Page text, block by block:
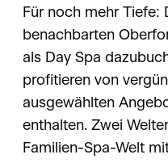
Für noch mehr Tiefe:
benachbarten
als Day Spa
profitieren von
ausgewählten
enthalten. Zwei
Familien-Spa-Welt